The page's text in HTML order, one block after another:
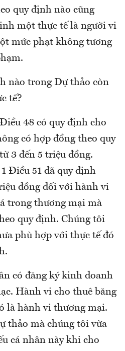
quy định nào cũng
một thực tế là người vi
mức phạt không tương
nào trong Dự thảo còn
tế?
48 có quy định cho
có hợp đồng theo quy
3 đến 5 triệu đồng.
Điều 51 đã quy định
đồng đối với hành vi
trong thương mại mà
quy định. Chúng tôi
phù hợp với thực tế đó
có đăng ký kinh doanh
Hành vi cho thuê băng
là hành vi thương mại.
thảo mà chúng tôi vừa
cá nhân này khi cho